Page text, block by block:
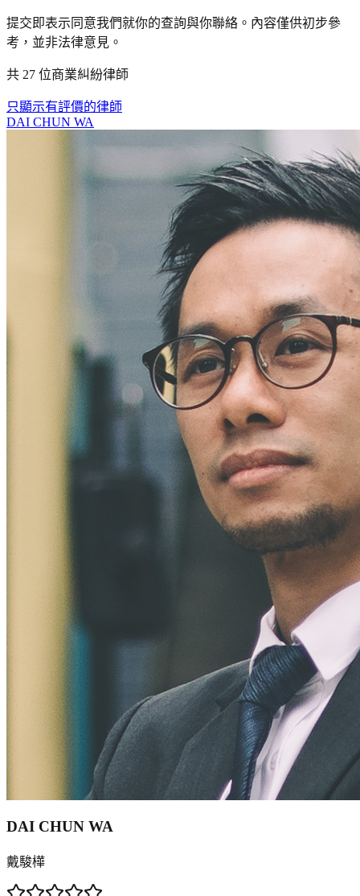
提交即表示同意我們就你的查詢與你聯絡。內容僅供初步參
考，並非法律意見。
共 27 位商業糾紛律師
只顯示有評價的律師
DAI CHUN WA
DAI CHUN WA
戴駿樺